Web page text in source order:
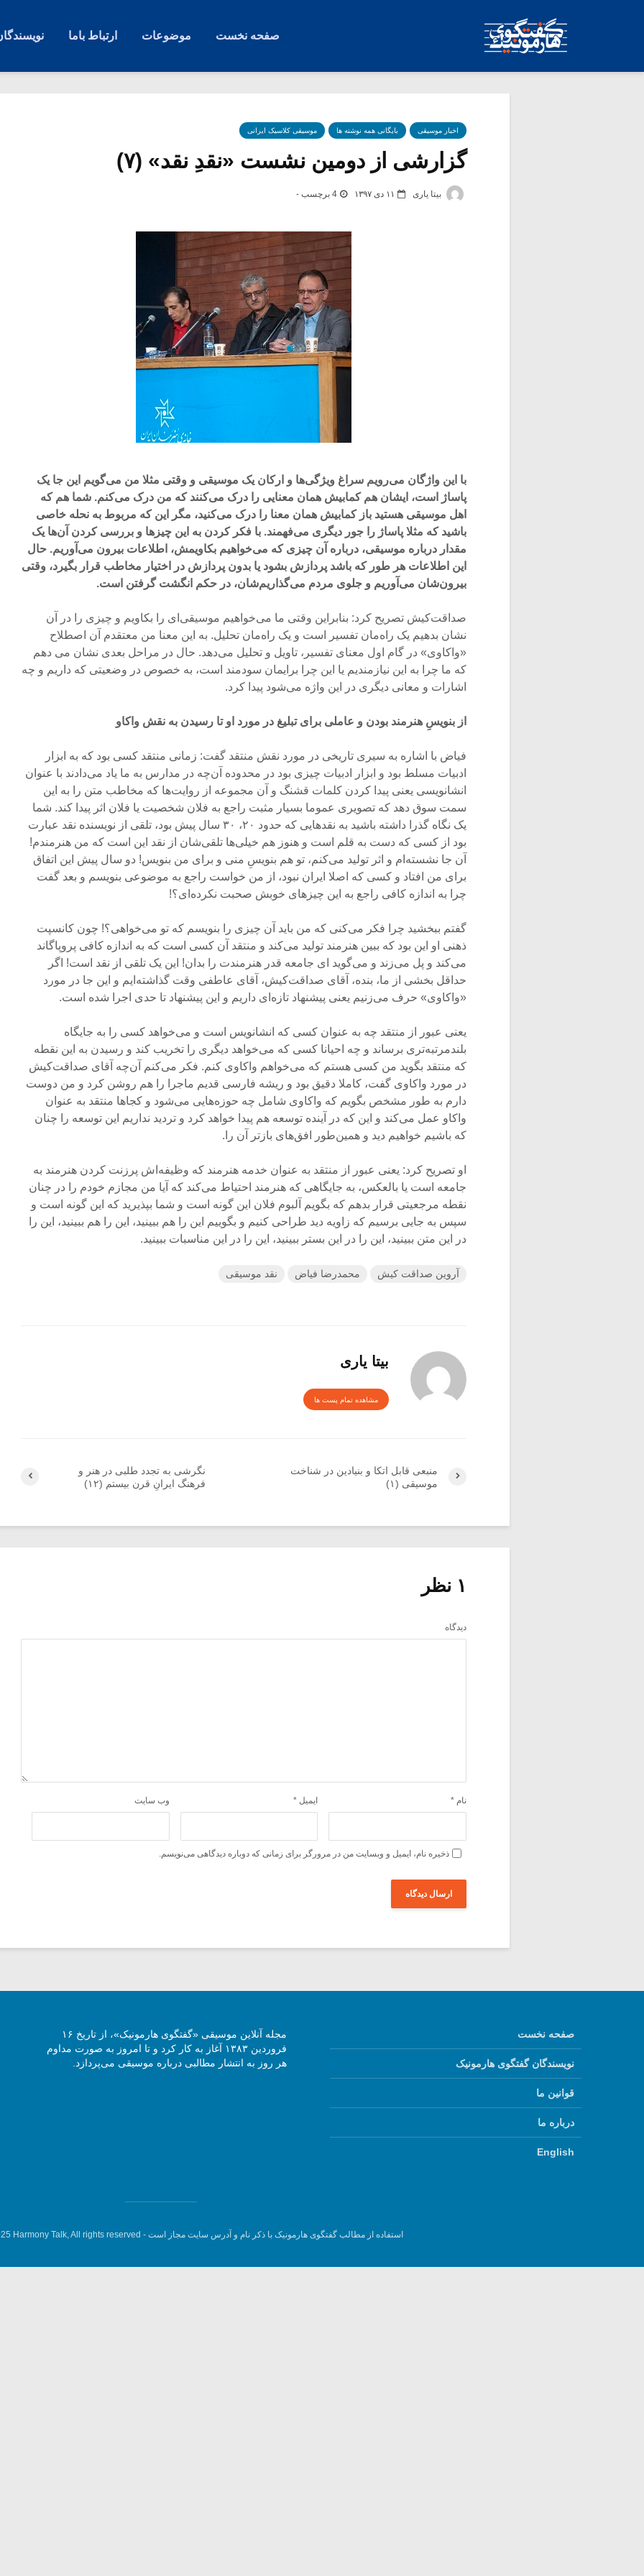
صفحه نخست موضوعات ارتباط باما
اخبار موسیقی بایگانی همه نوشته ها موسیقی کلاسیک ایرانی
گزارشی از دومین نشست «نقدِ نقد» (۷)
بیتا یاری ۱۱ دی ۱۳۹۷ 4 برچسب -
با این واژگان می‌رویم سراغ ویژگی‌ها و ارکان یک موسیقی و وقتی مثلا من می‌گویم این جا یک
پاساژ است، ایشان هم کمابیش همان معنایی را درک می‌کنند که من درک می‌کنم. شما هم که
اهل موسیقی هستید باز کمابیش همان معنا را درک می‌کنید، مگر این که مربوط به نحله خاصی
باشید که مثلا پاساژ را جور دیگری می‌فهمند. با فکر کردن به این چیزها و بررسی کردن آن‌ها یک
مقدار درباره موسیقی، درباره آن چیزی که می‌خواهیم بکاویمش، اطلاعات بیرون می‌آوریم. حال
این اطلاعات هر طور که باشد پردازش بشود یا بدون پردازش در اختیار مخاطب قرار بگیرد، وقتی
بیرون‌شان می‌آوریم و جلوی مردم می‌گذاریم‌شان، در حکم انگشت گرفتن است.
صداقت‌کیش تصریح کرد: بنابراین وقتی ما می‌خواهیم موسیقی‌ای را بکاویم و چیزی را در آن
نشان بدهیم یک راه‌مان تفسیر است و یک راه‌مان تحلیل. به این معنا من معتقدم آن اصطلاح
«واکاوی» در گام اول معنای تفسیر، تاویل و تحلیل می‌دهد. حال در مراحل بعدی نشان می دهم
که ما چرا به این نیازمندیم یا این چرا برایمان سودمند است، به خصوص در وضعیتی که داریم و چه
اشارات و معانی دیگری در این واژه می‌شود پیدا کرد.
از بنویسِ هنرمند بودن و عاملی برای تبلیغ در مورد او تا رسیدن به نقش واکاو
فیاض با اشاره به سیری تاریخی در مورد نقش منتقد گفت: زمانی منتقد کسی بود که به ابزار
ادبیات مسلط بود و ابزار ادبیات چیزی بود در محدوده آن‌چه در مدارس به ما یاد می‌دادند با عنوان
انشانویسی یعنی پیدا کردن کلمات قشنگ و آن مجموعه‌ از روایت‌ها که مخاطب متن را به این
سمت سوق دهد که تصویری عموما بسیار مثبت راجع به فلان شخصیت یا فلان اثر پیدا کند. شما
یک نگاه گذرا داشته باشید به نقدهایی که حدود ۲۰، ۳۰ سال پیش بود، تلقی از نویسنده نقد عبارت
بود از کسی که دست به قلم است و هنوز هم خیلی‌ها تلقی‌شان از نقد این است که من هنرمندم!
آن جا نشسته‌ام و اثر تولید می‌کنم، تو هم بنویسِ منی و برای من بنویس! دو سال پیش این اتفاق
برای من افتاد و کسی که اصلا ایران نبود، از من خواست راجع به موضوعی بنویسم و بعد گفت
چرا به اندازه کافی راجع به این چیزهای خوبش صحبت نکرده‌ای؟!
گفتم ببخشید چرا فکر می‌کنی که من باید آن چیزی را بنویسم که تو می‌خواهی؟! چون کانسپت
ذهنی او این بود که ببین هنرمند تولید می‌کند و منتقد آن کسی است که به اندازه کافی پروپاگاند
می‌کند و پل می‌زند و می‌گوید ای جامعه قدر هنرمندت را بدان! این یک تلقی از نقد است! اگر
حداقل بخشی از ما، بنده، آقای صداقت‌کیش، آقای عاطفی وقت گذاشته‌ایم و این جا در مورد
«واکاوی» حرف می‌زنیم یعنی پیشنهاد تازه‌ای داریم و این پیشنهاد تا حدی اجرا شده است.
یعنی عبور از منتقد چه به عنوان کسی که انشانویس است و می‌خواهد کسی را به جایگاه
بلندمرتبه‌تری برساند و چه احیانا کسی که می‌خواهد دیگری را تخریب کند و رسیدن به این نقطه
که منتقد بگوید من کسی هستم که می‌خواهم واکاوی کنم. فکر می‌کنم آن‌چه آقای صداقت‌کیش
در مورد واکاوی گفت، کاملا دقیق بود و ریشه فارسی قدیم ماجرا را هم روشن کرد و من دوست
دارم به طور مشخص بگویم که واکاوی شامل چه حوزه‌هایی می‌شود و کجاها منتقد به عنوان
واکاو عمل می‌کند و این که در آینده توسعه هم پیدا خواهد کرد و تردید نداریم این توسعه را چنان
که باشیم خواهیم دید و همین‌طور افق‌های بازتر آن را.
او تصریح کرد: یعنی عبور از منتقد به عنوان خدمه هنرمند که وظیفه‌اش پرزنت کردن هنرمند به
جامعه است یا بالعکس، به جایگاهی که هنرمند احتیاط می‌کند که آیا من مجازم خودم را در چنان
نقطه مرجعیتی قرار بدهم که بگویم آلبوم فلان این گونه است و شما بپذیرید که این گونه است و
سپس به جایی برسیم که زاویه دید طراحی کنیم و بگوییم این را هم ببینید، این را هم ببینید، این را
در این متن ببینید، این را در این بستر ببینید، این را در این مناسبات ببینید.
آروین صداقت کیش محمدرضا فیاض نقد موسیقی
بیتا یاری
مشاهده تمام پست ها
نگرشی به تجدد طلبی در هنر و
فرهنگ ایرانِ قرن بیستم (۱۲)
منبعی قابل اتکا و بنیادین در شناخت
موسیقی (۱)
۱ نظر
دیدگاه
نام * ایمیل * وب‌ سایت
ذخیره نام، ایمیل و وبسایت من در مرورگر برای زمانی که دوباره دیدگاهی می‌نویسم.
صفحه نخست
نویسندگان گفتگوی هارمونیک
قوانین ما
درباره ما
English
مجله آنلاین موسیقی «گفتگوی هارمونیک»، از تاریخ ۱۶
فروردین ۱۳۸۳ آغاز به کار کرد و تا امروز به صورت مداوم
هر روز به انتشار مطالبی درباره موسیقی می‌پردازد.
استفاده از مطالب گفتگوی هارمونیک با ذکر نام و آدرس سایت مجاز است - Harmony Talk, All rights reserved.